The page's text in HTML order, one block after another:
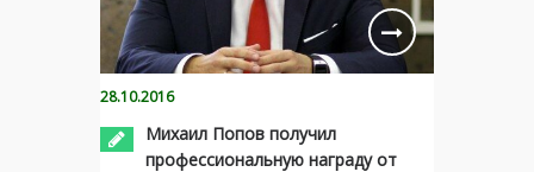
28.10.2016
Михаил Попов получил
профессиональную награду от